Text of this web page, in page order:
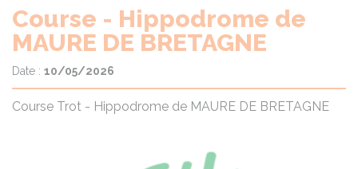
Course - Hippodrome de
MAURE DE BRETAGNE
Date : 10/05/2026
Course Trot - Hippodrome de MAURE DE BRETAGNE